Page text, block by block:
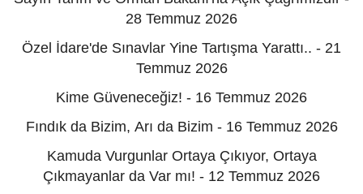
28 Temmuz 2026
Özel İdare'de Sınavlar Yine Tartışma Yarattı.. - 21
Temmuz 2026
Kime Güveneceğiz! - 16 Temmuz 2026
Fındık da Bizim, Arı da Bizim - 16 Temmuz 2026
Kamuda Vurgunlar Ortaya Çıkıyor, Ortaya
Çıkmayanlar da Var mı! - 12 Temmuz 2026